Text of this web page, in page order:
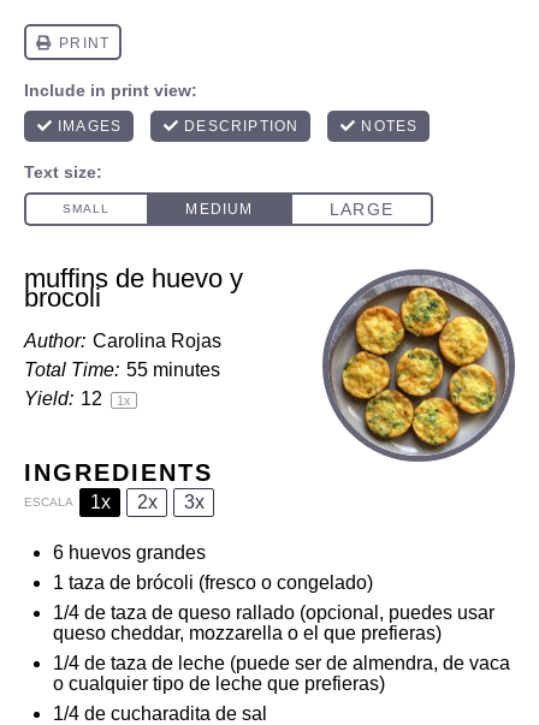
muffins de huevo y
brocoli
Author: Carolina Rojas
Total Time: 55 minutes
Yield: 12 1x
INGREDIENTS
ESCALA 1x 2x 3x
6 huevos grandes
1 taza de brócoli (fresco o congelado)
1/4 de taza de queso rallado (opcional, puedes usar
queso cheddar, mozzarella o el que prefieras)
1/4 de taza de leche (puede ser de almendra, de vaca
o cualquier tipo de leche que prefieras)
1/4 de cucharadita de sal